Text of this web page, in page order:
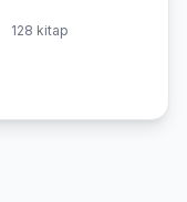
128 kitap